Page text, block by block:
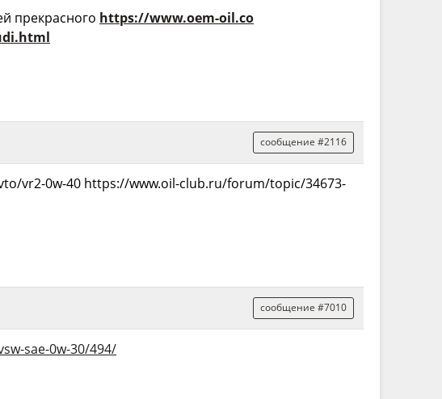
прекрасного https://www.oem-oil.co
сообщение #2116
vr2-0w-40 https://www.oil-club.ru/forum/topic/34673-
сообщение #7010
sae-0w-30/494/